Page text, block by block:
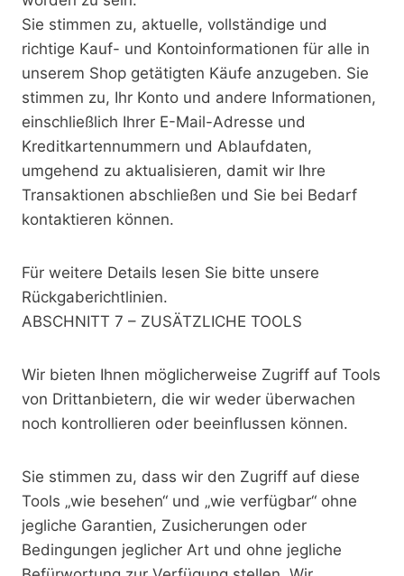
Sie stimmen zu, aktuelle, vollständige und
richtige Kauf- und Kontoinformationen für alle in
unserem Shop getätigten Käufe anzugeben. Sie
stimmen zu, Ihr Konto und andere Informationen,
einschließlich Ihrer E-Mail-Adresse und
Kreditkartennummern und Ablaufdaten,
umgehend zu aktualisieren, damit wir Ihre
Transaktionen abschließen und Sie bei Bedarf
kontaktieren können.
Für weitere Details lesen Sie bitte unsere
Rückgaberichtlinien.
ABSCHNITT 7 – ZUSÄTZLICHE TOOLS
Wir bieten Ihnen möglicherweise Zugriff auf Tools
von Drittanbietern, die wir weder überwachen
noch kontrollieren oder beeinflussen können.
Sie stimmen zu, dass wir den Zugriff auf diese
Tools „wie besehen“ und „wie verfügbar“ ohne
jegliche Garantien, Zusicherungen oder
Bedingungen jeglicher Art und ohne jegliche